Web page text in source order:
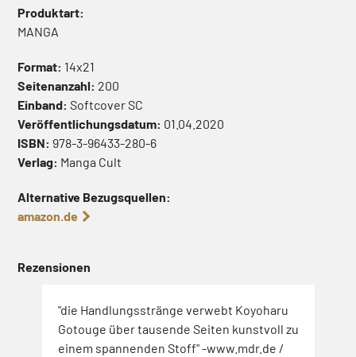
Produktart:
MANGA
Format: 14x21
Seitenanzahl: 200
Einband: SoftcoverSC
Veröffentlichungsdatum: 01.04.2020
ISBN: 978-3-96433-280-6
Verlag: Manga Cult
Alternative Bezugsquellen:
amazon.de
Rezensionen
"die Handlungsstränge verwebt Koyoharu
Gotouge über tausende Seiten kunstvoll zu
einem spannenden Stoff" -www.mdr.de /